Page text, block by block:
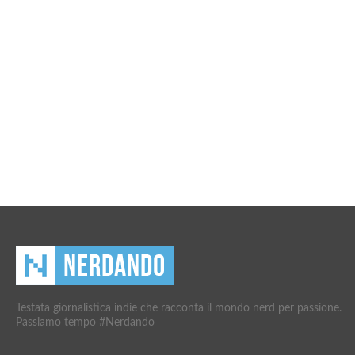
Testata giornalistica indie che racconta il mondo nerd per passione.
Passiamo tempo #Nerdando